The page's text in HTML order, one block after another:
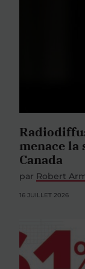
menace
Canada
par Robert
16 JUILLET 2026